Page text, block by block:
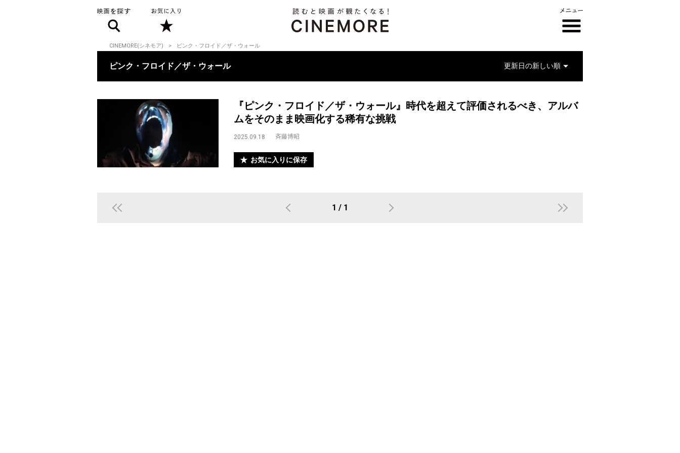
CINEMORE(シネモア) ピンク・フロイド／ザ・ウォール
ピンク・フロイド／ザ・ウォール
『ピンク・フロイド／ザ・ウォール』時代を超えて評価されるべき、アルバ
ムをそのまま映画化する稀有な挑戦
2025.09.18 斉藤博昭
お気に入りに保存
1 / 1